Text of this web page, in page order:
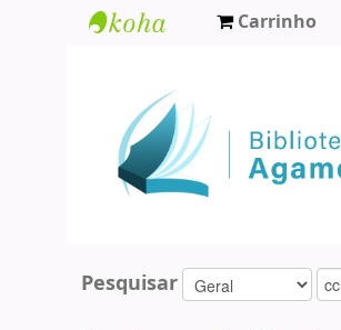
Agamenon
Magalhães
Carrinho
Pesquisar